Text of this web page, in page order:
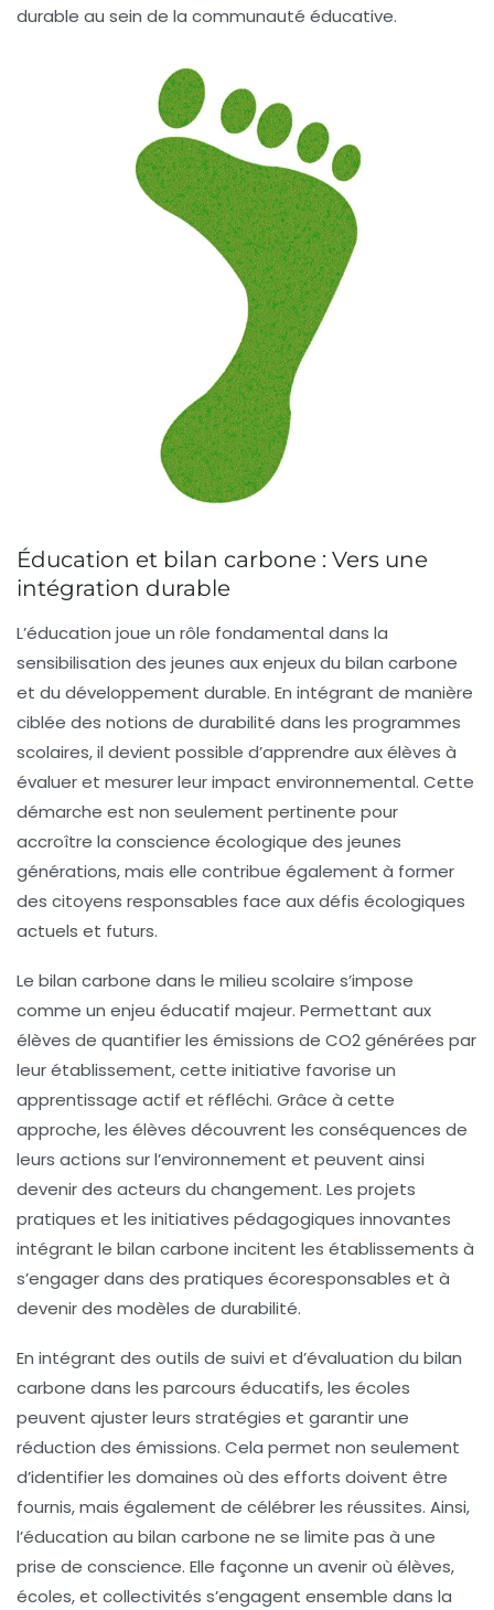
durable au sein de la communauté éducative.
Éducation et bilan carbone : Vers une
intégration durable
L’éducation joue un rôle fondamental dans la
sensibilisation des jeunes aux enjeux du bilan carbone
et du développement durable. En intégrant de manière
ciblée des notions de durabilité dans les programmes
scolaires, il devient possible d’apprendre aux élèves à
évaluer et mesurer leurimpact environnemental. Cette
démarche est non seulement pertinente pour
accroître la conscience écologique des jeunes
générations, mais elle contribue également à former
des citoyens responsables face aux défis écologiques
actuels et futurs.
Le bilan carbone dans le milieu scolaire s’impose
comme un enjeu éducatif majeur. Permettant aux
élèves de quantifier les émissions de CO2générées par
leur établissement, cette initiative favorise un
apprentissage actif et réfléchi. Grâce à cette
approche, les élèves découvrent les conséquences de
leurs actions sur l’environnement et peuvent ainsi
devenir des acteurs du changement. Les projets
pratiques et les initiatives pédagogiques innovantes
intégrant le bilan carbone incitent les établissements à
s’engager dans des pratiques écoresponsables et à
devenir des modèles de durabilité.
En intégrant des outils de suivi et d’évaluation du bilan
carbone dans les parcours éducatifs, les écoles
peuvent ajuster leurs stratégies et garantir une
réduction des émissions. Cela permet non seulement
d’identifier les domaines où des efforts doivent être
fournis, mais également de célébrer les réussites. Ainsi,
l’éducation au bilan carbone ne se limite pas à une
prise de conscience. Elle façonne un avenir où élèves,
écoles, et collectivités s’engagent ensemble dans la